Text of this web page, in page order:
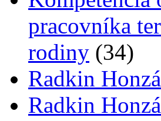
pracovníka
rodiny (34)
Radkin
Radkin